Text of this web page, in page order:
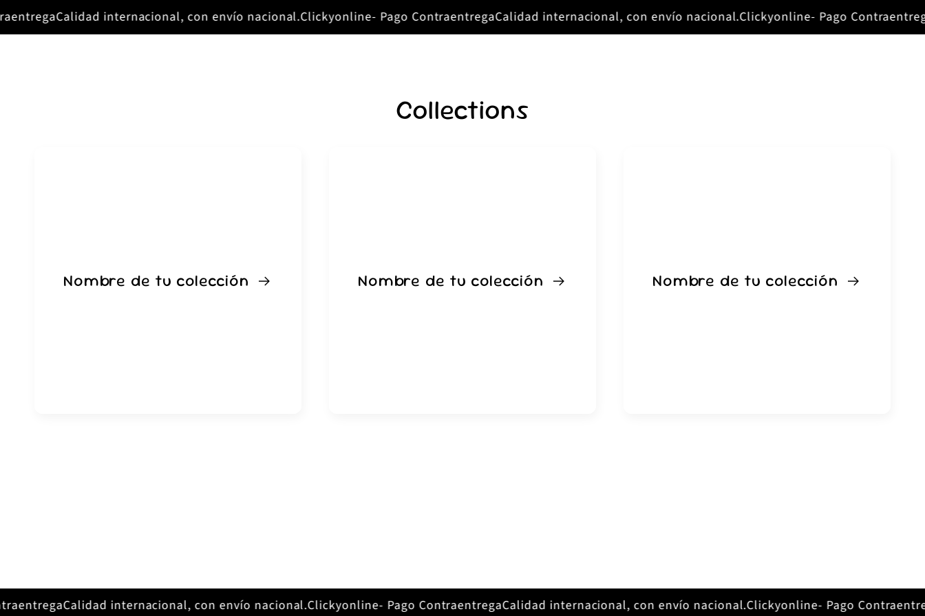
directamenteCalidad internacional, con envío nacional.Clickyonline- Pago ContraentregaCalidad internacional, con envío nacional.Clickyonline- Pago Contraentrega
Collections
Nombre de tu colección Nombre de tu colección Nombre de tu colección
Calidad internacional, con envío nacional.Clickyonline- Pago ContraentregaCalidad internacional, con envío nacional.Clickyonline- Pago